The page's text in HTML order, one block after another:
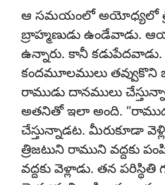
ఆ సమయంలో అయోధ్యలో
బ్రాహ్మణుడు ఉండేవాడు.
ఉన్నారు. కానీ
కందమూలములు తవ్వుకొని
రాముడు దానములు
అతనితో ఇలా అంది.
చేస్తున్నాడట. మీరుకూడా
త్రిజటుని రాముని వద్దకు
వద్దకు వెళ్లాడు. తన